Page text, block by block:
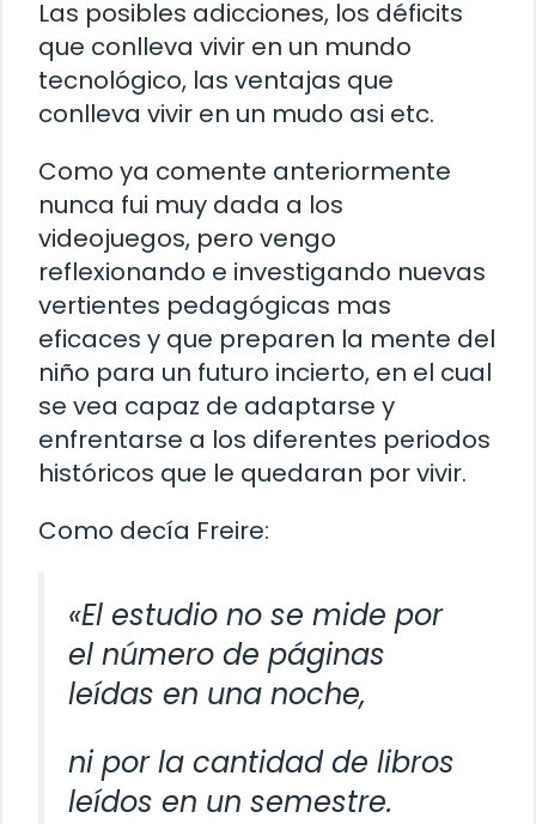
Las posibles adicciones, los déficits
que conlleva vivir en un mundo
tecnológico, las ventajas que
conlleva vivir en un mudo asi etc.
Como ya comente anteriormente
nunca fui muy dada a los
videojuegos, pero vengo
reflexionando e investigando nuevas
vertientes pedagógicas mas
eficaces y que preparen la mente del
niño para un futuro incierto, en el cual
se vea capaz de adaptarse y
enfrentarse a los diferentes periodos
históricos que le quedaran por vivir.
Como decía Freire:
«El estudio no se mide por
el número de páginas
leídas en una noche,
ni por la cantidad de libros
leídos en un semestre.